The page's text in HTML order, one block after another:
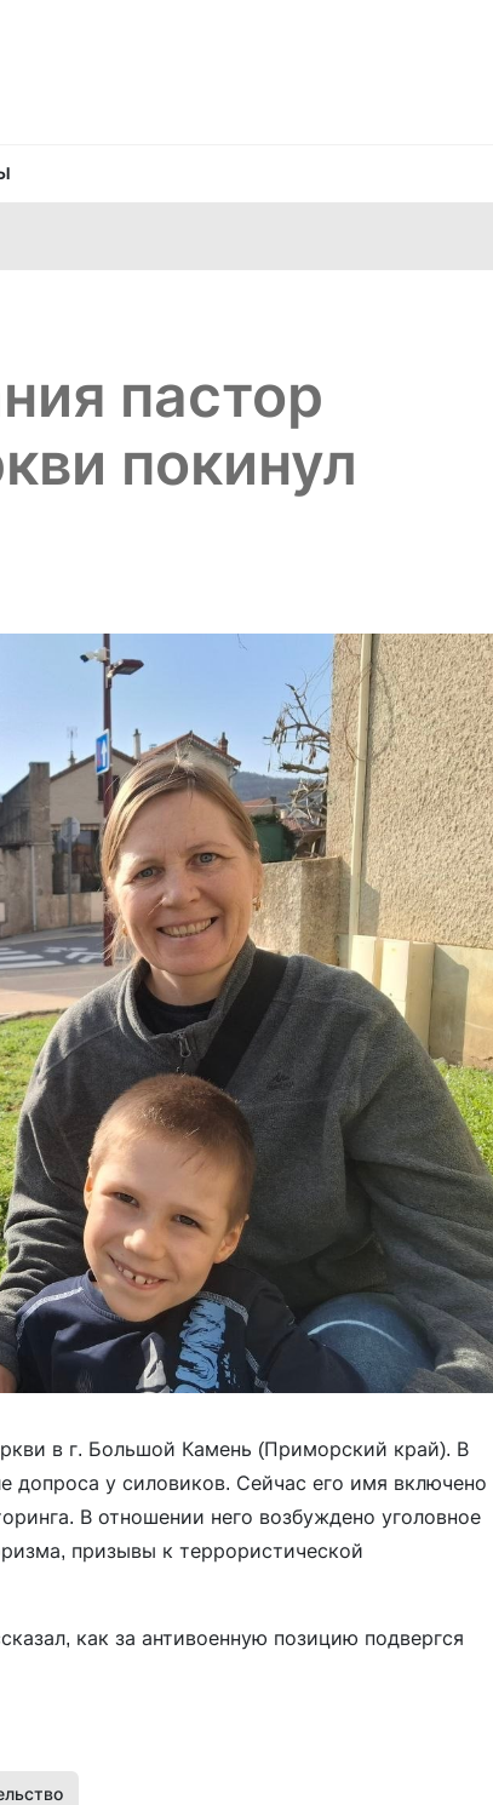
пастор
покинул
в г. Большой Камень (Приморский край). В
допроса у силовиков. Сейчас его имя включено
В отношении него возбуждено уголовное
призывы к террористической
как за антивоенную позицию подвергся